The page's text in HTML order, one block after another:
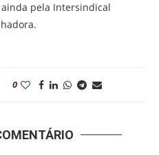
pela Intersindical
0